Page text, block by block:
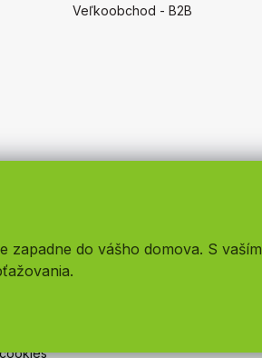
zapadne do vášho domova. S vaším
Veľkoobchod - B2B